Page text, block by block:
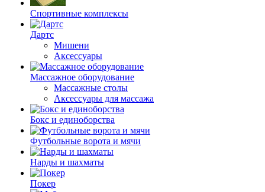
Спортивные комплексы
Дартс
Мишени
Аксессуары
Массажное оборудование
Массажные столы
Аксессуары для массажа
Бокс и единоборства
Футбольные ворота и мячи
Нарды и шахматы
Покер